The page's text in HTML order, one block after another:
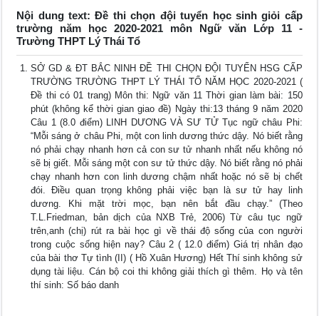
Nội dung text: Đề thi chọn đội tuyển học sinh giỏi cấp
trường năm học 2020-2021 môn Ngữ văn Lớp 11 -
Trường THPT Lý Thái Tổ
SỞ GD & ĐT BẮC NINH ĐỀ THI CHỌN ĐỘI TUYỂN HSG CẤP
TRƯỜNG TRƯỜNG THPT LÝ THÁI TỔ NĂM HỌC 2020-2021 (
Đề thi có 01 trang) Môn thi: Ngữ văn 11 Thời gian làm bài: 150
phút (không kể thời gian giao đề) Ngày thi:13 tháng 9 năm 2020
Câu 1 (8.0 điểm) LINH DƯƠNG VÀ SƯ TỬ Tục ngữ châu Phi:
“Mỗi sáng ở châu Phi, một con linh dương thức dậy. Nó biết rằng
nó phải chạy nhanh hơn cả con sư tử nhanh nhất nếu không nó
sẽ bị giết. Mỗi sáng một con sư tử thức dậy. Nó biết rằng nó phải
chạy nhanh hơn con linh dương chậm nhất hoặc nó sẽ bị chết
đói. Điều quan trọng không phải việc bạn là sư tử hay linh
dương. Khi mặt trời mọc, bạn nên bắt đầu chạy.” (Theo
T.L.Friedman, bản dịch của NXB Trẻ, 2006) Từ câu tục ngữ
trên,anh (chị) rút ra bài học gì về thái độ sống của con người
trong cuộc sống hiện nay? Câu 2 ( 12.0 điểm) Giá trị nhân đạo
của bài thơ Tự tình (II) ( Hồ Xuân Hương) Hết Thí sinh không sử
dụng tài liệu. Cán bộ coi thi không giải thích gì thêm. Họ và tên
thí sinh: Số báo danh